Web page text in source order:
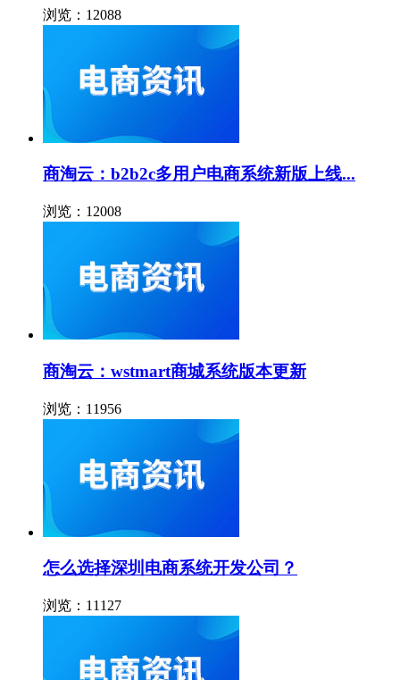
浏览：12088
商淘云：b2b2c多用户电商系统新版上线...
浏览：12008
商淘云：wstmart商城系统版本更新
浏览：11956
怎么选择深圳电商系统开发公司？
浏览：11127